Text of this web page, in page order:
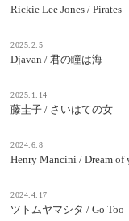
Rickie Lee Jones / Pirates
2025.2.5
Djavan / 君の瞳は海
2025.1.14
藤圭子 / さいはての女
2024.6.8
Henry Mancini / Dream of
2024.4.17
ツトムヤマシタ / Go Too